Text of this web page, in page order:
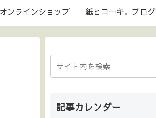
オンラインショップ 紙ヒコーキ。ブログ
記事カレンダー